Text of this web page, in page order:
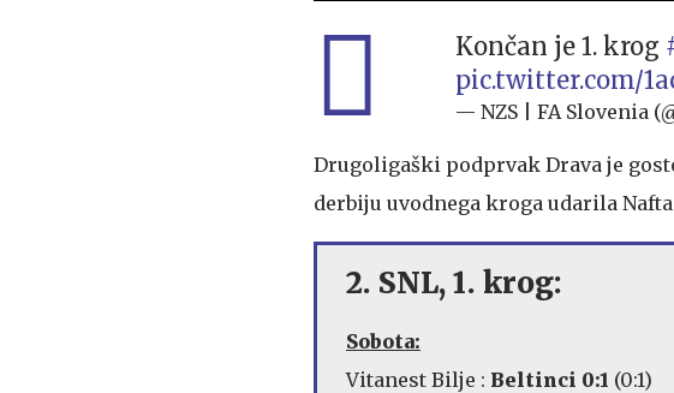
Končan je 1. krog
pic.twitter.com/
— NZS | FA Slovenia
Drugoligaški podprvak Drava je
derbiju uvodnega kroga udarila
2. SNL, 1. krog:
Sobota:
Vitanest Bilje : Beltinci 0:1 (0:1)